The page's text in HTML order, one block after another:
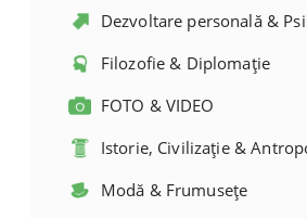
Dezvoltare personală &
Filozofie & Diplomație
FOTO & VIDEO
Istorie, Civilizație &
Modă & Frumusețe